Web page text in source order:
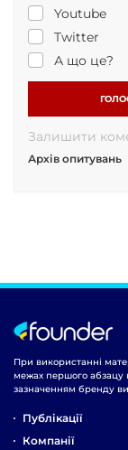
Youtube
Twitter
А що це?
Залишити
Архів опитувань
При використанні
межах першого абзацу
зазначенням бренду
Публікації
Компанії